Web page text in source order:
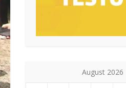
August 2026